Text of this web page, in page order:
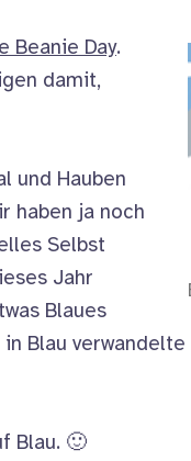
Beanie Day.
damit,
und Hauben
haben ja noch
Selbst
Jahr
Blaues
Blau
Blau. 🙂